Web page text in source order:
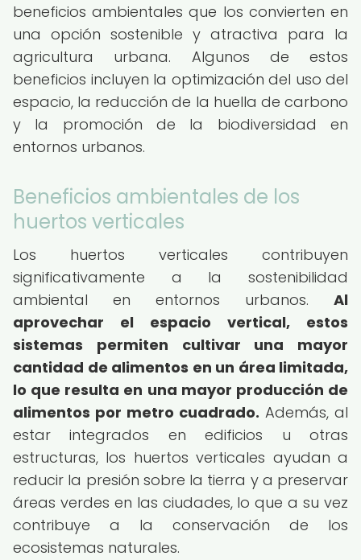
beneficios ambientales que los convierten en
una opción sostenible y atractiva para la
agricultura urbana. Algunos de estos
beneficios incluyen la optimización del uso del
espacio, la reducción de la huella de carbono
y la promoción de la biodiversidad en
entornos urbanos.
Beneficios ambientales de los
huertos verticales
Los huertos verticales contribuyen
significativamente a la sostenibilidad
ambiental en entornos urbanos. Al
aprovechar el espacio vertical, estos
sistemas permiten cultivar una mayor
cantidad de alimentos en un área limitada,
lo que resulta en una mayor producción de
alimentos por metro cuadrado. Además, al
estar integrados en edificios u otras
estructuras, los huertos verticales ayudan a
reducir la presión sobre la tierra y a preservar
áreas verdes en las ciudades, lo que a su vez
contribuye a la conservación de los
ecosistemas naturales.